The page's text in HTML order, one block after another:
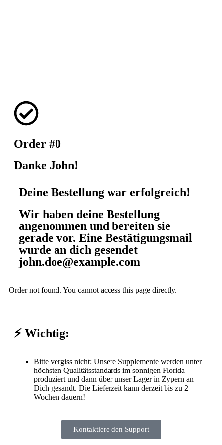
Order #0
Danke John!
Deine Bestellung war erfolgreich!
Wir haben deine Bestellung
angenommen und bereiten sie
gerade vor. Eine Bestätigungsmail
wurde an dich gesendet
john.doe@example.com
Order not found. You cannot access this page directly.
⚡ Wichtig:
Bitte vergiss nicht: Unsere Supplemente werden unter
höchsten Qualitätsstandards im sonnigen Florida
produziert und dann über unser Lager in Zypern an
Dich gesandt. Die Lieferzeit kann derzeit bis zu 2
Wochen dauern!
Kontaktiere den Support